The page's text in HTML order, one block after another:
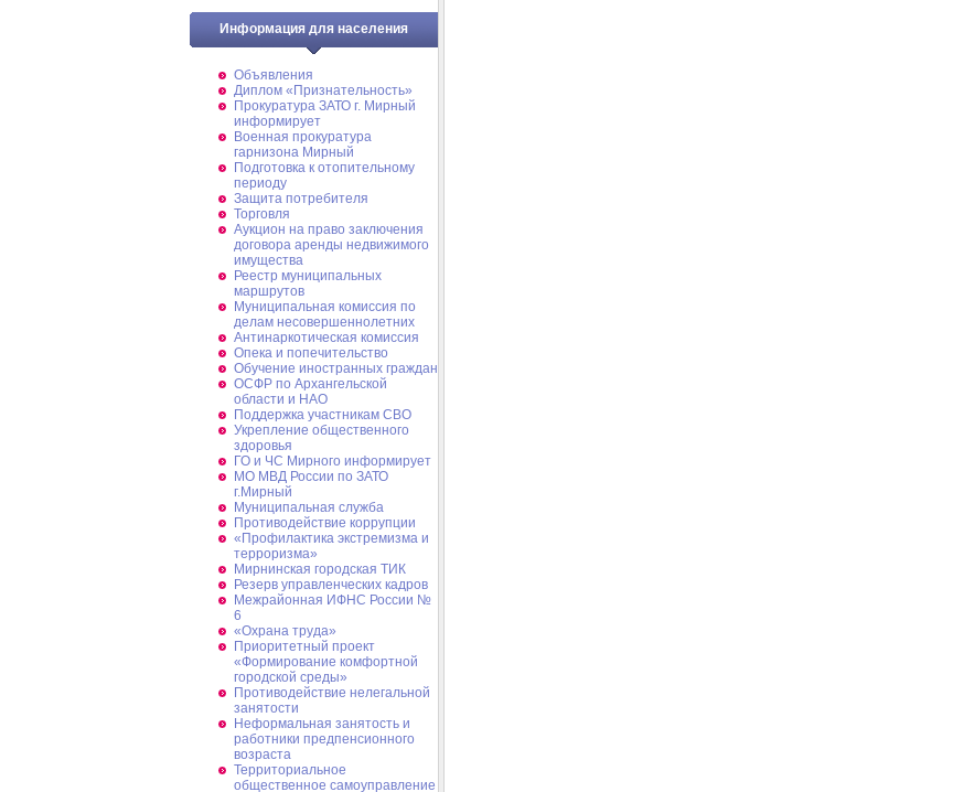
Информация для населения
Объявления
Диплом «Признательность»
Прокуратура ЗАТО г. Мирный
информирует
Военная прокуратура
гарнизона Мирный
Подготовка к отопительному
периоду
Защита потребителя
Торговля
Аукцион на право заключения
договора аренды недвижимого
имущества
Реестр муниципальных
маршрутов
Муниципальная комиссия по
делам несовершеннолетних
Антинаркотическая комиссия
Опека и попечительство
Обучение иностранных граждан
ОСФР по Архангельской
области и НАО
Поддержка участникам СВО
Укрепление общественного
здоровья
ГО и ЧС Мирного информирует
МО МВД России по ЗАТО
г.Мирный
Муниципальная cлужба
Противодействие коррупции
«Профилактика экстремизма и
терроризма»
Мирнинская городская ТИК
Резерв управленческих кадров
Межрайонная ИФНС России №
6
«Охрана труда»
Приоритетный проект
«Формирование комфортной
городской среды»
Противодействие нелегальной
занятости
Неформальная занятость и
работники предпенсионного
возраста
Территориальное
общественное самоуправление